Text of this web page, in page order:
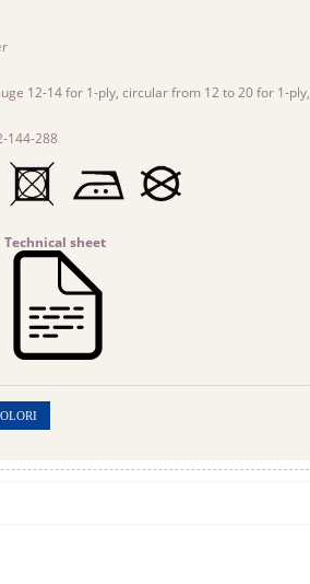
12-14 for 1-ply, circular from 12 to 20 for 1-ply,
144-288
Technical sheet